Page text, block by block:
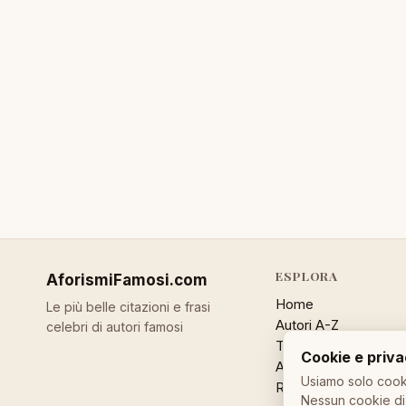
AforismiFamosi.com
Le più belle citazioni e frasi
celebri di autori famosi
ESPLORA
Home
Autori A-Z
Temi
Aforisma a caso
Ricerca
Cookie e
Usiamo solo
Nessun cookie